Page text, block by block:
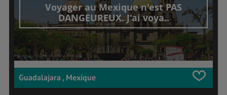
Voyager au Mexique n'est PAS
DANGEUREUX. J'ai voya..
Guadalajara , Mexique